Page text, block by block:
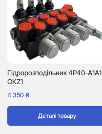
Гідророзподільник 4P40-A1A1
GKZ1
4 350₴
Деталі товару